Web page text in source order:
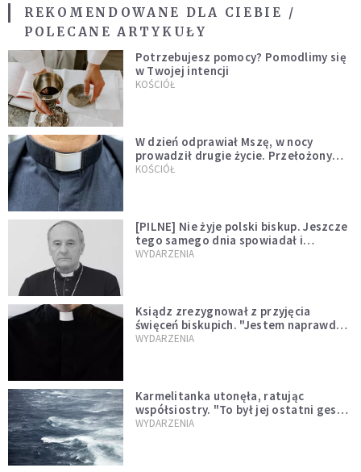
REKOMENDOWANE DLA CIEBIE /
POLECANE ARTYKUŁY
Potrzebujesz pomocy? Pomodlimy się
w Twojej intencji
KOŚCIÓŁ
W dzień odprawiał Mszę, w nocy
prowadził drugie życie. Przełożony
kazał mu opuścić zakon
KOŚCIÓŁ
[PILNE] Nie żyje polski biskup. Jeszcze
tego samego dnia spowiadał i
sprawował Mszę świętą
WYDARZENIA
Ksiądz zrezygnował z przyjęcia
święceń biskupich. "Jestem naprawdę
niegodny"
WYDARZENIA
Karmelitanka utonęła, ratując
współsiostry. "To był jej ostatni gest
miłości"
WYDARZENIA